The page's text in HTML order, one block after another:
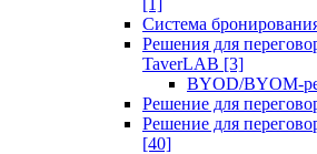
[1]
Система
Решения для
TaverLAB [3]
BYOD/BYOM-
Решение для
Решение для
[40]